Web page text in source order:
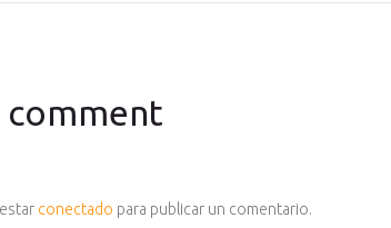
comment
conectado para publicar un comentario.